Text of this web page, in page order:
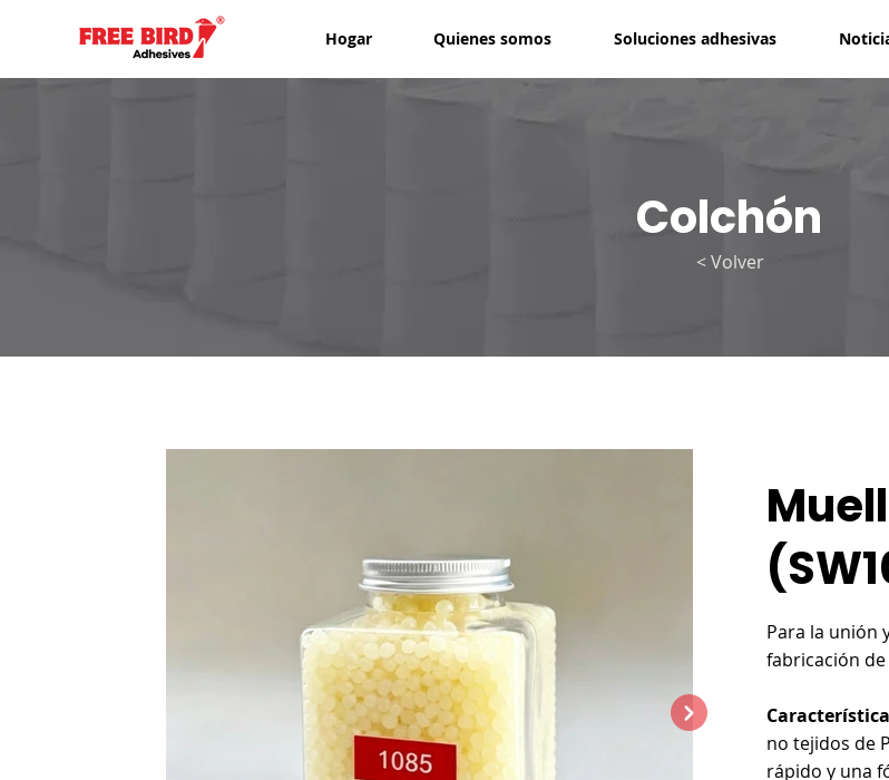
Hogar Quienes somos Soluciones adhesivas
Colchón
< Volver
Para la unión
fabricación
no tejidos de
rápido y una